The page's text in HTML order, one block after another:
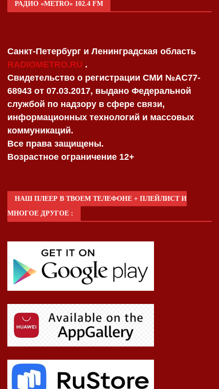
РАДИО «METRO» 102.4 FM
Санкт-Петербург и Ленинградская область
RADIOMETRO.RU .
Свидетельство о регистрации СМИ №AC77-
68943 от 07.03.2017, выдано Федеральной
службой по надзору в сфере связи,
информационных технологий и массовых
коммуникаций.
Все права защищены.
Возрастное ограничение 12+
НАШ ПЛЕЕР В ТВОЕМ ТЕЛЕФОНЕ + ПЛЕЙЛИСТ И
МНОГОЕ ДРУГОЕ :